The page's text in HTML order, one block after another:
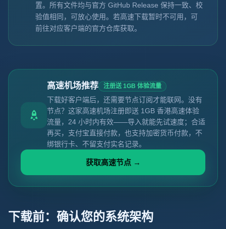
置。所有文件均与官方 GitHub Release 保持一致、校
验值相同，可放心使用。若高速下载暂时不可用，可
前往对应客户端的官方仓库获取。
高速机场推荐 注册送 1GB 体验流量
下载好客户端后，还需要节点订阅才能联网。没有
节点？这家高速机场注册即送 1GB 香港高速体验
流量，24 小时内有效——导入就能先试速度；合适
再买，支付宝直接付款，也支持加密货币付款，不
绑银行卡、不留支付实名记录。
获取高速节点 →
下载前：确认您的系统架构